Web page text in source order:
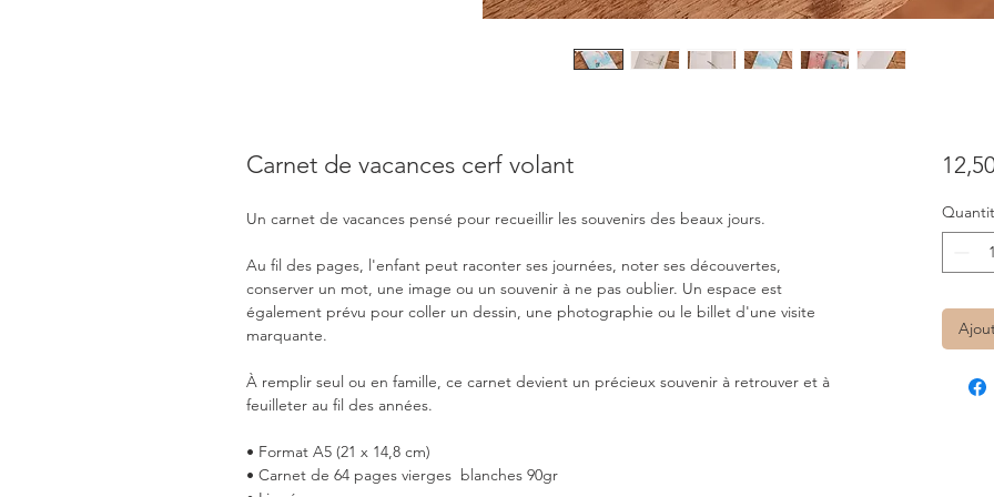
Carnet de vacances cerf volant
Un carnet de vacances pensé pour recueillir les souvenirs des beaux jours.
Au fil des pages, l'enfant peut raconter ses journées, noter ses découvertes,
conserver un mot, une image ou un souvenir à ne pas oublier. Un espace est
également prévu pour coller un dessin, une photographie ou le billet d'une visite
marquante.
À remplir seul ou en famille, ce carnet devient un précieux souvenir à retrouver et à
feuilleter au fil des années.
• Format A5 (21 x 14,8 cm)
• Carnet de 64 pages vierges blanches 90gr